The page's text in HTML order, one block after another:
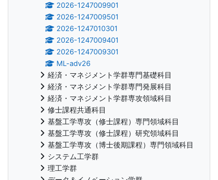
2026-1247009901
2026-1247009501
2026-1247010301
2026-1247009401
2026-1247009301
ML-adv26
経済・マネジメント学群専門基礎科目
経済・マネジメント学群専門発展科目
経済・マネジメント学群専攻領域科目
修士課程共通科目
基盤工学専攻（修士課程）専門領域科目
基盤工学専攻（修士課程）研究領域科目
基盤工学専攻（博士後期課程）専門領域科目
システム工学群
理工学群